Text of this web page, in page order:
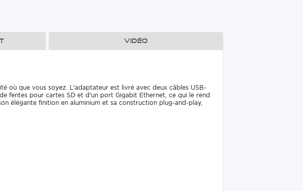
Vidéo
où que vous soyez. L'adaptateur est livré avec deux câbles USB-
fentes pour cartes SD et d'un port Gigabit Ethernet, ce qui le rend
élégante finition en aluminium et sa construction plug-and-play,